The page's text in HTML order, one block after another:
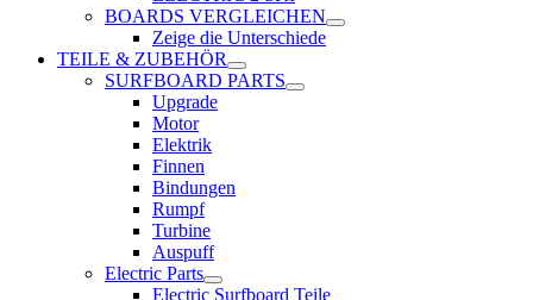
BOARDS VERGLEICHEN
Zeige die Unterschiede
TEILE & ZUBEHÖR
SURFBOARD PARTS
Upgrade
Motor
Elektrik
Finnen
Bindungen
Rumpf
Turbine
Auspuff
Electric Parts
Electric Surfboard Teile